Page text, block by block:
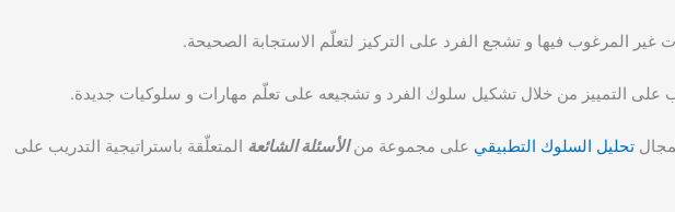
المرغوب فيها و تشجع الفرد على التركيز لتعلّم الاستجابة الصحيحة.
على التمييز من خلال تشكيل سلوك الفرد و تشجيعه على تعلّم مهارات و سلوكيات جديدة.
تحليل السلوك التطبيقي على مجموعة منالأسئلة الشائعة المتعلّقة باستراتيجية التدريب على